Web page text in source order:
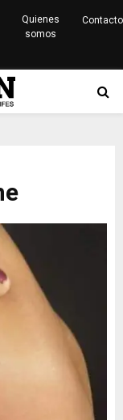
Quienes
somos
Contacto